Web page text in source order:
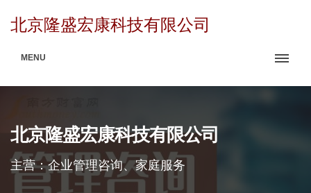
北京隆盛宏康科技有限公司
MENU
北京隆盛宏康科技有限公司
主营：企业管理咨询、家庭服务